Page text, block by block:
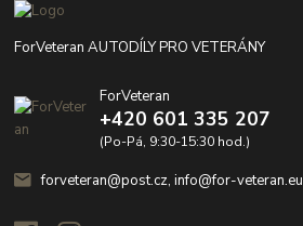
ForVeteran AUTODÍLY PRO VETERÁNY
ForVeteran
+420 601 335 207
(Po-Pá, 9:30-15:30 hod.)
forveteran@post.cz, info@for-veteran.eu